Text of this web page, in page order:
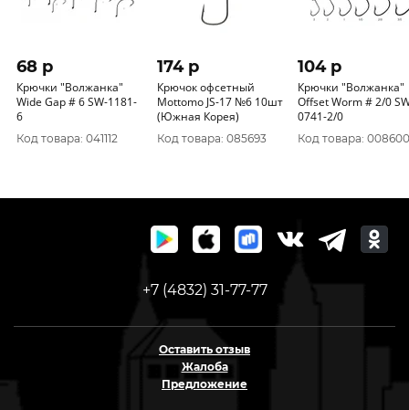
68 p
Крючки "Волжанка"
Wide Gap # 6 SW-1181-
6
Код товара: 041112
174 p
Крючок офсетный
Mottomo JS-17 №6 10шт
(Южная Корея)
Код товара: 085693
104 p
Крючки "Волжанка"
Offset Worm # 2/0 SW-
0741-2/0
Код товара: 008600
+7 (4832) 31-77-77
Оставить отзыв
Жалоба
Предложение